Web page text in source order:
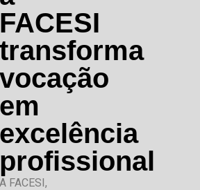
FACESI
transforma
vocação
em
excelência
profissional
A FACESI,